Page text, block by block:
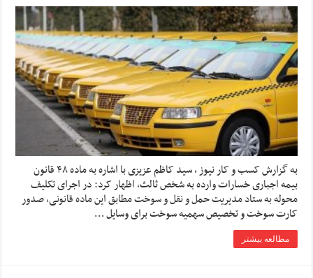
به گزارش کسب و کار نیوز ، سید کاظم عزیزی با اشاره به ماده ۴۸ قانون
بیمه اجباری خسارات وارده به شخص ثالث، اظهار کرد: در اجرای تکلیف
محوله به ستاد مدیریت حمل و نقل و سوخت مطابق این ماده قانونی، صدور
کارت سوخت و تخصیص سهمیه سوخت برای وسایل …
مطالعه بیشتر